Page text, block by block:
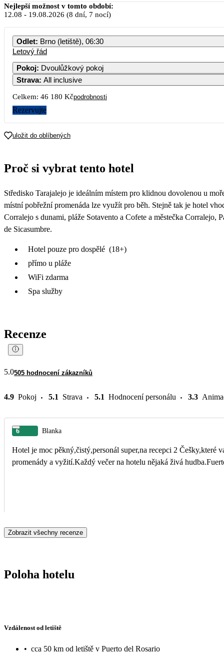
Nejlepší možnost v tomto období:
12.08 - 19.08.2026 (8 dní, 7 nocí)
Odlet: Brno (letiště), 06:30
Letový řád
Pokoj: Dvoulůžkový pokoj
Strava: All inclusive
Celkem: 46 180 Kčpodrobnosti
Rezervujte
uložit do oblíbených
Proč si vybrat tento hotel
Středisko Tarajalejo je ideálním místem pro klidnou dovolenou u
místní pobřežní promenáda lze využít pro běh. Stejně tak je hotel
Corralejo s dunami, pláže Sotavento a Cofete a městečka
de Sicasumbre.
Hotel pouze pro dospělé (18+)
přímo u pláže
WiFi zdarma
Spa služby
Recenze
5.0505 hodnocení zákazníků
4.9 Pokoj 5.1 Strava 5.1 Hodnocení personálu 3.3
6 Blanka
Hotel je moc pěkný,čistý,personál super,na recepci 2 Češky,které
promenády a vyžití.Každý večer na hotelu nějaká živá
Zobrazit všechny recenze
Poloha hotelu
Vzdálenost od letiště
• cca 50 km od letiště v Puerto del Rosario